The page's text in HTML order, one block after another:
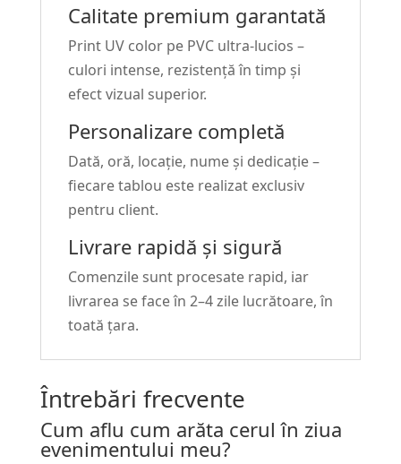
Calitate premium garantată
Print UV color pe PVC ultra-lucios –
culori intense, rezistență în timp și
efect vizual superior.
Personalizare completă
Dată, oră, locație, nume și dedicație –
fiecare tablou este realizat exclusiv
pentru client.
Livrare rapidă și sigură
Comenzile sunt procesate rapid, iar
livrarea se face în 2–4 zile lucrătoare, în
toată țara.
Întrebări frecvente
Cum aflu cum arăta cerul în ziua
evenimentului meu?